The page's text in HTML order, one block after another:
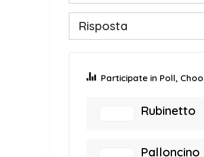
Risposta
Participate in Poll,
Rubinetto
Palloncino